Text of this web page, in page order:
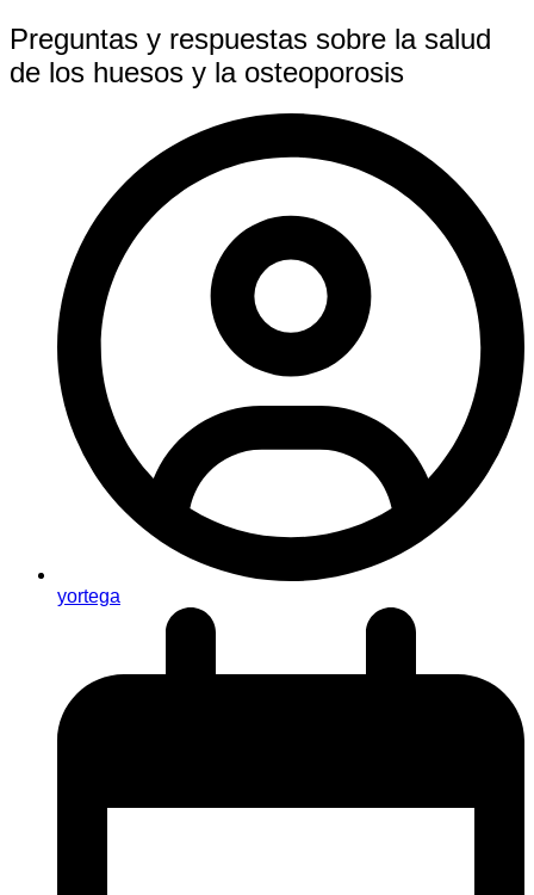
Preguntas y respuestas sobre la salud
de los huesos y la osteoporosis
yortega